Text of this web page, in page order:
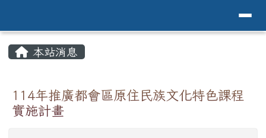
花蓮縣花蓮市中原國小全球資訊
本站消息
114年推廣都會區原住民族文化特色課程
實施計畫